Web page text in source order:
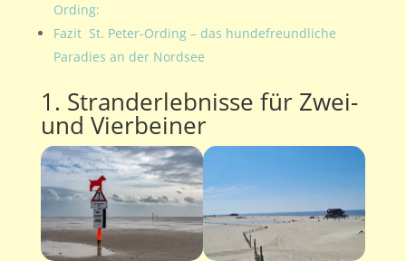
Ording:
Fazit St. Peter-Ording – das hundefreundliche
Paradies an der Nordsee
1. Stranderlebnisse für Zwei-
und Vierbeiner